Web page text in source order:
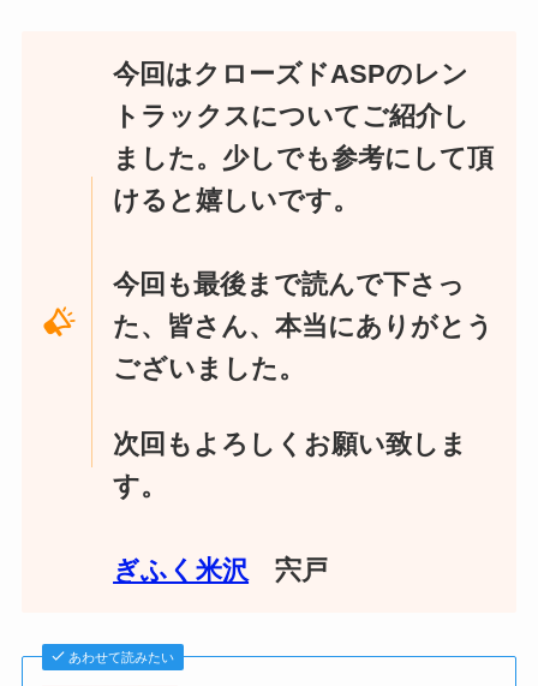
今回はクローズドASPのレン
トラックスについてご紹介し
ました。少しでも参考にして頂
けると嬉しいです。
今回も最後まで読んで下さっ
た、皆さん、本当にありがとう
ございました。
次回もよろしくお願い致しま
す。
ぎふく米沢 宍戸
あわせて読みたい